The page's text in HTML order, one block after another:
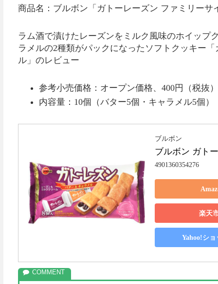
商品名：ブルボン「ガトーレーズン ファミリーサ
ラム酒で漬けたレーズンをミルク風味のホイップ
ラメルの2種類がパックになったソフトクッキー
ル」のレビュー
参考小売価格：オープン価格、400円（税抜
内容量：10個（バター5個・キャラメル5個）
ブルボン
ブルボン ガト
4901360354276
楽天
Yahoo!シ